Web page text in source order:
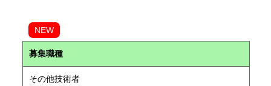
NEW
募集職種
その他技術者